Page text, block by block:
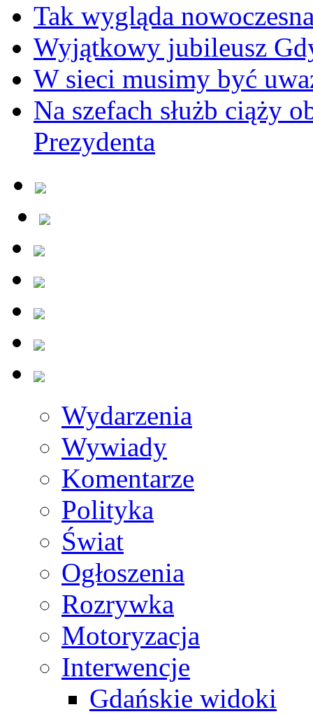
Tak wygląda
Wyjątkowy jubileusz
W sieci musimy być
Na szefach służb ciąży
Prezydenta
Wydarzenia
Wywiady
Komentarze
Polityka
Świat
Ogłoszenia
Rozrywka
Motoryzacja
Interwencje
Gdańskie widoki